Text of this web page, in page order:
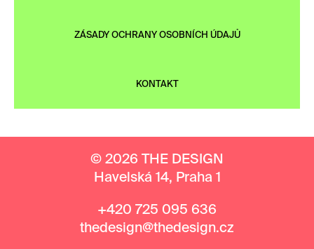
ZÁSADY OCHRANY OSOBNÍCH ÚDAJŮ
KONTAKT
© 2026 THE DESIGN
Havelská 14, Praha 1
+420 725 095 636
thedesign@thedesign.cz